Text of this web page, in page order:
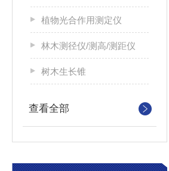
植物光合作用测定仪
林木测径仪/测高/测距仪
树木生长锥
查看全部